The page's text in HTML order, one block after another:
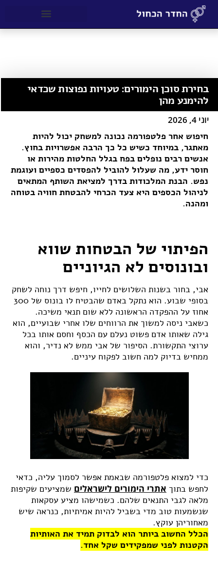
בחירת סוכן הימורים: טעויות נפוצות שכדאי
להימנע מהן
יוני 4, 2026
חיפוש אחר פלטפורמה נכונה למשחק יכול להיות
מאתגר, במיוחד כשיש כל כך הרבה אפשרויות בחוץ.
אנשים רבים נופלים בפח בגלל החלטות מהירות או
חוסר ידע, מה שעלול להוביל להפסדים כספיים ועוגמת
נפש. הבנת המלכודות בדרך למציאת השותף המתאים
לניהול הכספים היא צעד הכרחי להבטחת חוויה בטוחה
ומהנה.
הפיתוי של הבטחות שווא
ובונוסים לא הגיוניים
אבי, בחור בשנות השלושים לחייו, חיפש דרך נוחה לשחק
בסופי שבוע. הוא נתקל באדם שהבטיח לו בונוס של 300
אחוז על ההפקדה הראשונה ללא שום תנאי משיכה.
כשאבי ניסה למשוך את הרווחים שלו אחרי שבועיים, הוא
גילה שאותו אדם פשוט נעלם עם הכסף וחסם אותו בכל
ערוצי התקשורת. הסיפור של אבי ממש לא נדיר, והוא
ממחיש בדיוק למה חשוב לפקוח עיניים.
כדי למצוא פלטפורמה שבאמת אפשר לסמוך עליה, כדאי
לחפש בתוך אתרי הימורים לישראלים שמציעים שקיפות
מלאה לגבי התנאים שלהם. כשמישהו מציע עסקאות
שנשמעות טוב מדי בשביל להיות אמיתיות, כנראה שיש
מאחוריהן עוקץ.
הכלל החשוב ביותר הוא לבדוק תמיד את האותיות
הקטנות לפני שמפקידים שקל אחד.